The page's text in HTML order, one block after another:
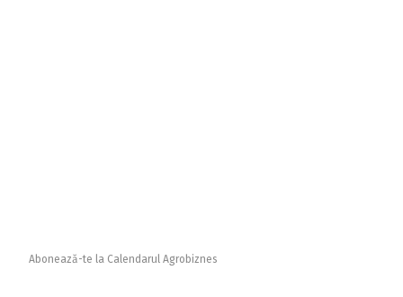
Abonează-te la Calendarul Agrobiznes